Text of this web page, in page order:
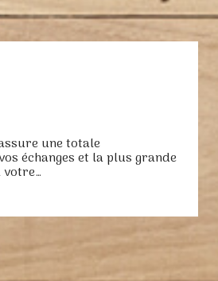
une totale
échanges et la plus grande